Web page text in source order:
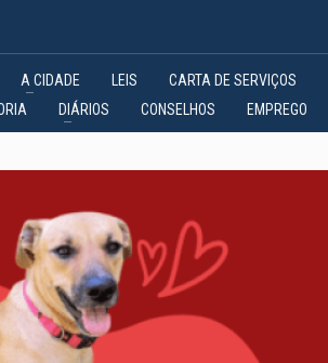
A CIDADE LEIS CARTA DE SERVIÇOS
DIÁRIOS CONSELHOS EMPREGO